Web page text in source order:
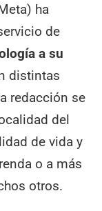
ha
de
a su
distintas
redacción se
del
de vida y
o a más
otros.